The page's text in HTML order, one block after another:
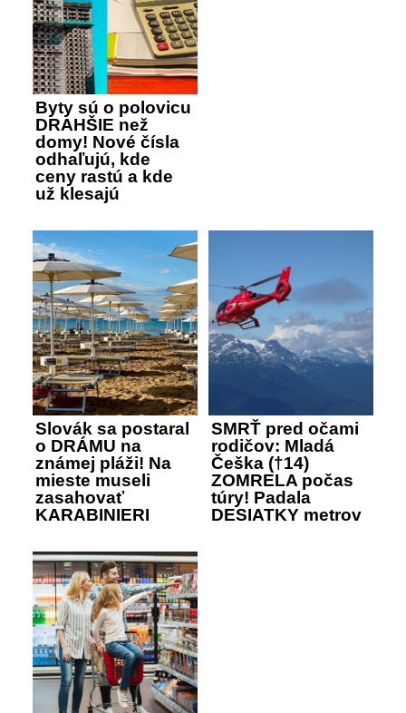
Byty sú o polovicu
DRAHŠIE než
domy! Nové čísla
odhaľujú, kde
ceny rastú a kde
už klesajú
Slovák sa postaral
o DRÁMU na
známej pláži! Na
mieste museli
zasahovať
KARABINIERI
SMRŤ pred očami
rodičov: Mladá
Češka (†14)
ZOMRELA počas
túry! Padala
DESIATKY metrov